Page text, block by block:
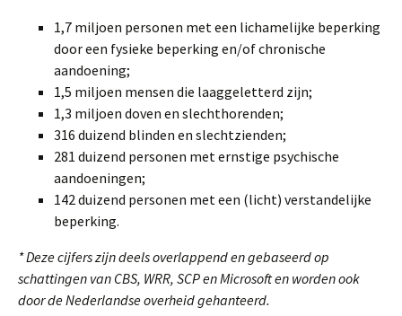
1,7 miljoen personen met een lichamelijke beperking
door een fysieke beperking en/of chronische
aandoening;
1,5 miljoen mensen die laaggeletterd zijn;
1,3 miljoen doven en slechthorenden;
316 duizend blinden en slechtzienden;
281 duizend personen met ernstige psychische
aandoeningen;
142 duizend personen met een (licht) verstandelijke
beperking.
* Deze cijfers zijn deels overlappend en gebaseerd op
schattingen van CBS, WRR, SCP en Microsoft en worden ook
door de Nederlandse overheid gehanteerd.